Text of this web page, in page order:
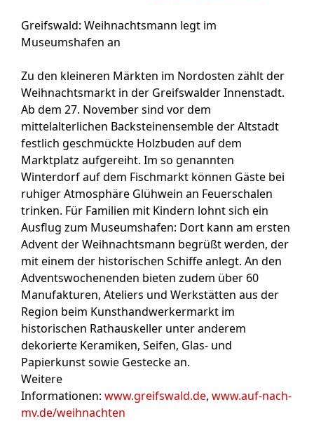
Greifswald: Weihnachtsmann legt im
Museumshafen an
Zu den kleineren Märkten im Nordosten zählt der
Weihnachtsmarkt in der Greifswalder Innenstadt.
Ab dem 27. November sind vor dem
mittelalterlichen Backsteinensemble der Altstadt
festlich geschmückte Holzbuden auf dem
Marktplatz aufgereiht. Im so genannten
Winterdorf auf dem Fischmarkt können Gäste bei
ruhiger Atmosphäre Glühwein an Feuerschalen
trinken. Für Familien mit Kindern lohnt sich ein
Ausflug zum Museumshafen: Dort kann am ersten
Advent der Weihnachtsmann begrüßt werden, der
mit einem der historischen Schiffe anlegt. An den
Adventswochenenden bieten zudem über 60
Manufakturen, Ateliers und Werkstätten aus der
Region beim Kunsthandwerkermarkt im
historischen Rathauskeller unter anderem
dekorierte Keramiken, Seifen, Glas- und
Papierkunst sowie Gestecke an.
Weitere
Informationen: www.greifswald.de, www.auf-nach-
mv.de/weihnachten